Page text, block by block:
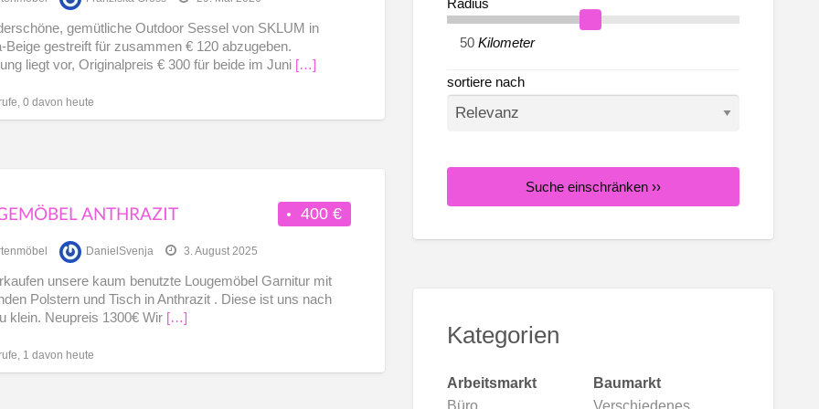
Gartenmöbel
gemütliche Outdoor Sessel von SKLUM in
Beige gestreift für zusammen € 120 abzugeben.
liegt vor, Originalpreis € 300 für beide im Juni […]
0 davon heute
400 €
ANTHRAZIT
DanielSvenja 3. August 2025
unsere kaum benutzte Lougemöbel Garnitur mit
Polstern und Tisch in Anthrazit . Diese ist uns nach
klein. Neupreis 1300€ Wir […]
1 davon heute
Radius
Kilometer
sortiere nach
Suche einschränken ››
Kategorien
Arbeitsmarkt
Büro
Baumarkt
Verschiedenes